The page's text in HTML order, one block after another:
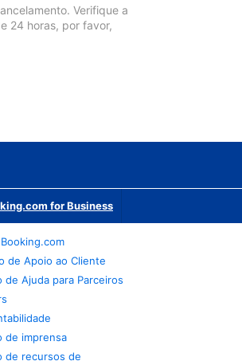
Verifique a
24 horas, por favor,
for Business
de Apoio ao Cliente
de Ajuda para Parceiros
de imprensa
de recursos de